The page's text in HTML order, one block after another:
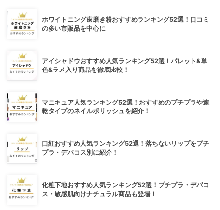
ホワイトニング歯磨き粉おすすめランキング52選！口コミ
の多い市販品を中心に
アイシャドウおすすめ人気ランキング52選！パレット&単
色&ラメ入り商品を徹底比較！
マニキュア人気ランキング52選！おすすめのプチプラや速
乾タイプのネイルポリッシュを紹介！
口紅おすすめ人気ランキング52選！落ちないリップをプチ
プラ・デパコス別に紹介！
化粧下地おすすめ人気ランキング52選！プチプラ・デパコ
ス・敏感肌向けナチュラル商品も登場！